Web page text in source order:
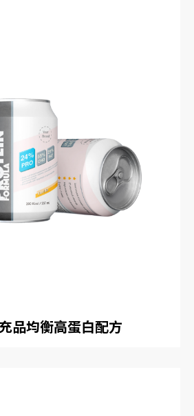
品均衡高蛋白配方